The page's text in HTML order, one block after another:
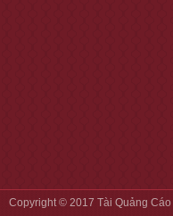
Copyright © 2017 Tài Quảng Cáo